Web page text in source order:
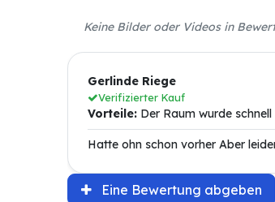
Keine Bilder oder Videos in
Gerlinde Riege
Verifizierter Kauf
Vorteile:Der Raum wurde schnell
Hatte ohn schon vorher Aber
Eine Bewertung abgeben